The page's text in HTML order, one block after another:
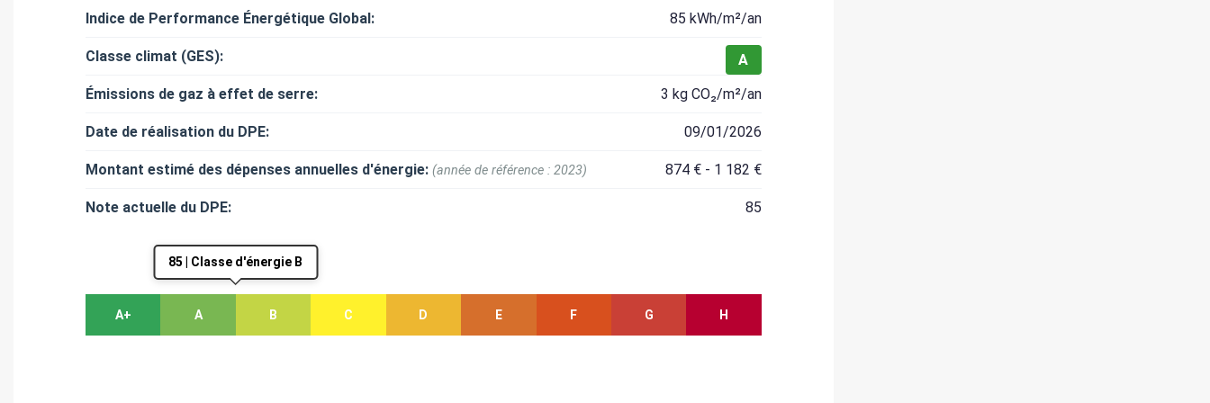
Indice de Performance Énergétique Global: 85 kWh/m²/an
Classe climat (GES):
A
Émissions de gaz à effet de serre:
3 kg CO₂/m²/an
Date de réalisation du DPE: 09/01/2026
Montant estimé des dépenses annuelles d'énergie: 874 € - 1 182 €
(année de référence : 2023)
Note actuelle du DPE: 85
A+ A
85 | Classe d'énergie B
B C D E F G H